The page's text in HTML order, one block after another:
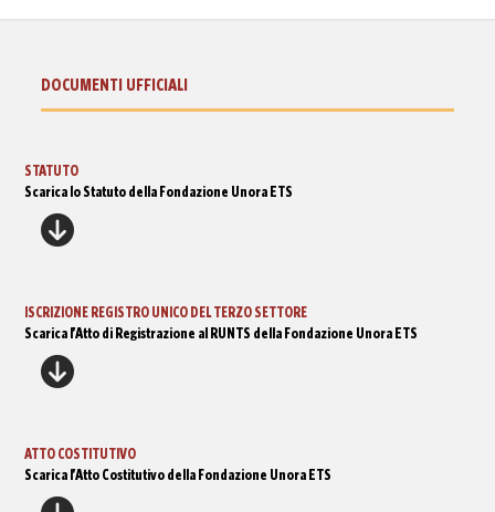
DOCUMENTI UFFICIALI
STATUTO
Scarica lo Statuto della Fondazione Unora ETS
ISCRIZIONE REGISTRO UNICO DEL TERZO SETTORE
Scarica l’Atto di Registrazione al RUNTS della Fondazione Unora ETS
ATTO COSTITUTIVO
Scarica l’Atto Costitutivo della Fondazione Unora ETS